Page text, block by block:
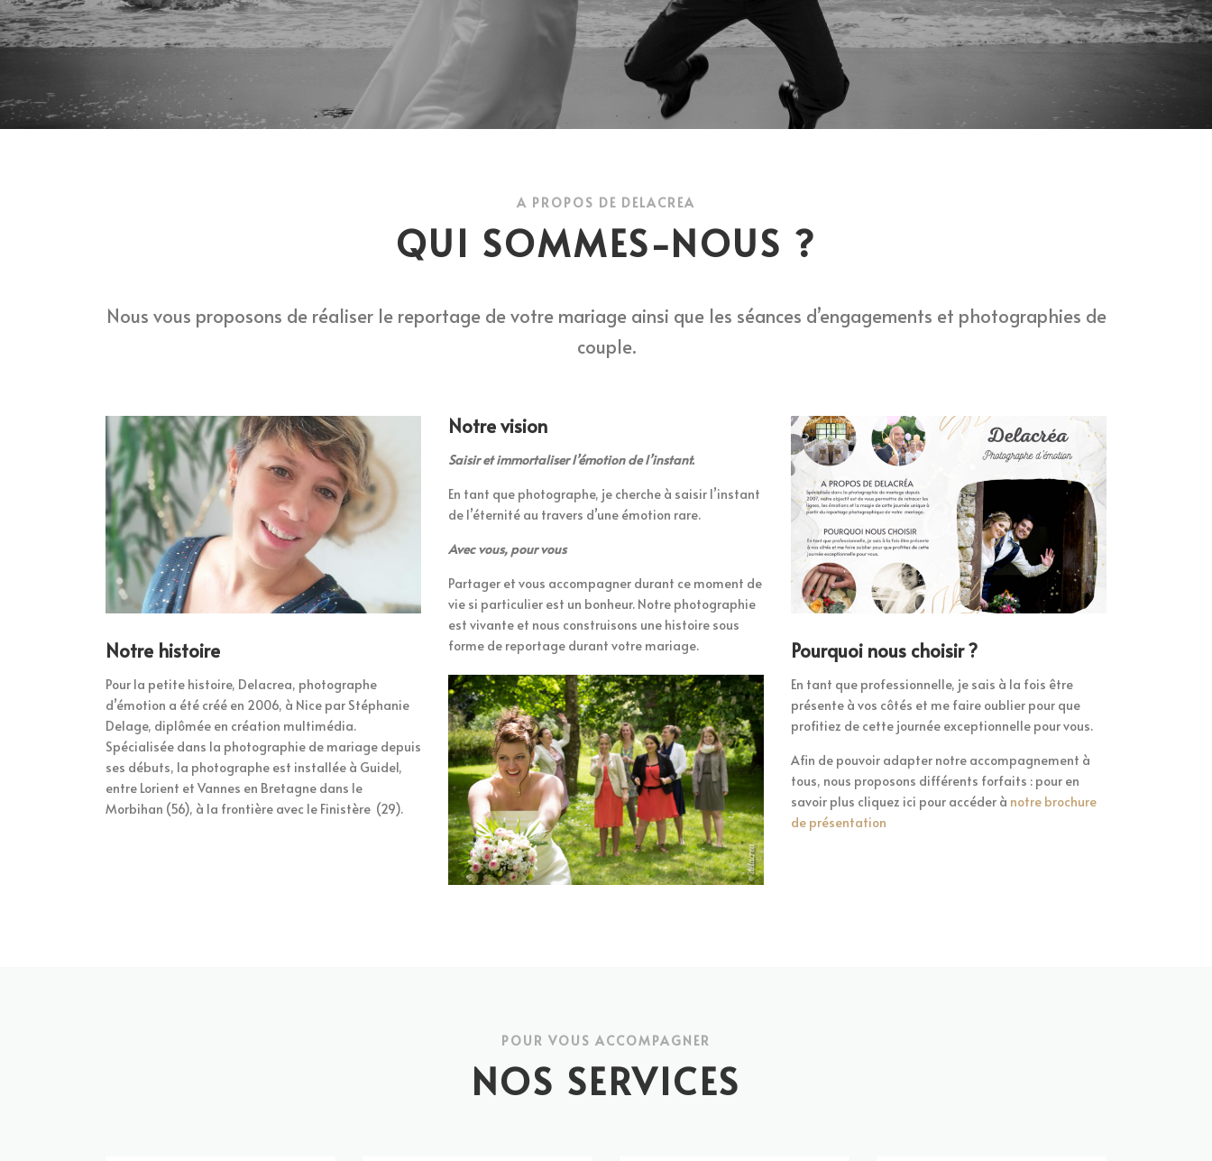
A PROPOS DE DELACREA
QUI SOMMES-NOUS ?
Nous vous proposons de réaliser le reportage de votre mariage ainsi que les séances d’engagements et photographies de
couple.
Notre histoire
Pour la petite histoire, Delacrea, photographe
d’émotion a été créé en 2006, à Nice par Stéphanie
Delage, diplômée en création multimédia.
Spécialisée dans la photographie de mariage depuis
ses débuts, la photographe est installée à Guidel,
entre Lorient et Vannes en Bretagne dans le
Morbihan (56), à la frontière avec le Finistère (29).
Notre vision
Saisir et immortaliser l’émotion de l’instant.
En tant que photographe, je cherche à saisir l’instant
de l’éternité au travers d’une émotion rare.
Avec vous, pour vous
Partager et vous accompagner durant ce moment de
vie si particulier est un bonheur. Notre photographie
est vivante et nous construisons une histoire sous
forme de reportage durant votre mariage.
Pourquoi nous choisir ?
En tant que professionnelle, je sais à la fois être
présente à vos côtés et me faire oublier pour que
profitiez de cette journée exceptionnelle pour vous.
Afin de pouvoir adapter notre accompagnement à
tous, nous proposons différents forfaits : pour en
savoir plus cliquez ici pour accéder à notre brochure
de présentation
POUR VOUS ACCOMPAGNER
NOS SERVICES